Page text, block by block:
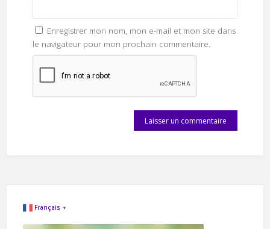
Enregistrer mon nom, mon e-mail et mon site dans
le navigateur pour mon prochain commentaire.
Français ▼